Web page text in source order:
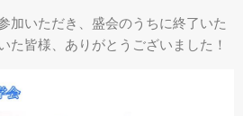
加いただき、盛会のうちに終了いた
た皆様、ありがとうございました！